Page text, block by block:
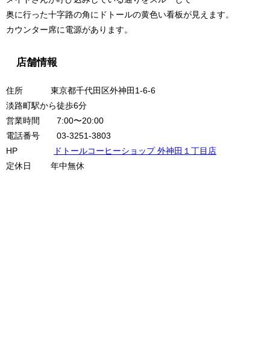
奥に行った十字路の角にドトールの黄色い看板が見えます。
カウンター席に電源があります。
店舗情報
住所 東京都千代田区外神田1-6-6
淡路町駅から徒歩6分
営業時間 7:00〜20:00
電話番号 03-3251-3803
HP
ドトールコーヒーショップ 外神田１丁目店
定休日 年中無休